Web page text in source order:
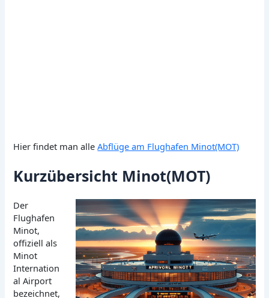
Hier findet man alleAbflüge am Flughafen Minot(MOT)
Kurzübersicht Minot(MOT)
Der
Flughafen
Minot,
offiziell als
Minot
Internation
al Airport
bezeichnet,